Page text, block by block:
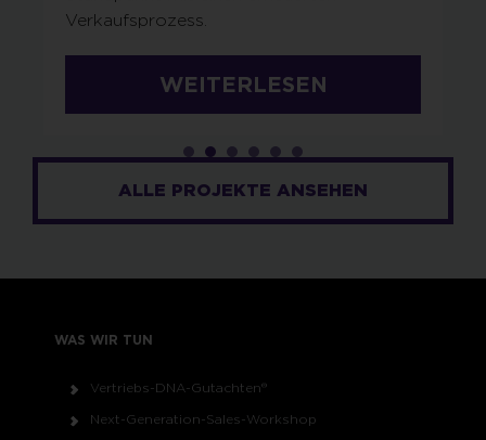
Verkaufsprozess.
WEITERLESEN
ALLE PROJEKTE ANSEHEN
WAS WIR TUN
Vertriebs-DNA-Gutachten®
Next-Generation-Sales-Workshop